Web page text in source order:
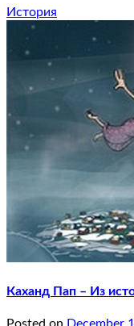
История
Каханд Пап – Из